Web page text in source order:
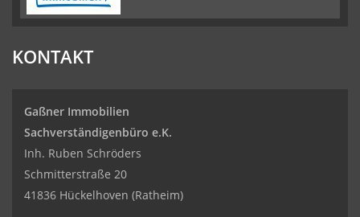
KONTAKT
Gaßner Immobilien
Sachverständigenbüro e.K.
Inh. Ruben Schröders
Schmitterstraße 20
41836 Hückelhoven (Ratheim)